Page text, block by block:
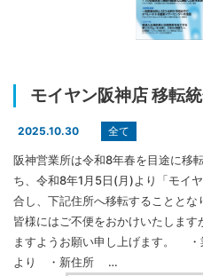
モイヤン阪神店 移転
2025.10.30 全て
阪神営業所は令和8年春を目途に移
ち、令和8年1月5日(月)より「モイ
合し、下記住所へ移転することとな
皆様にはご不便をおかけいたしま
ますようお願い申し上げます。
より ・新住所 …